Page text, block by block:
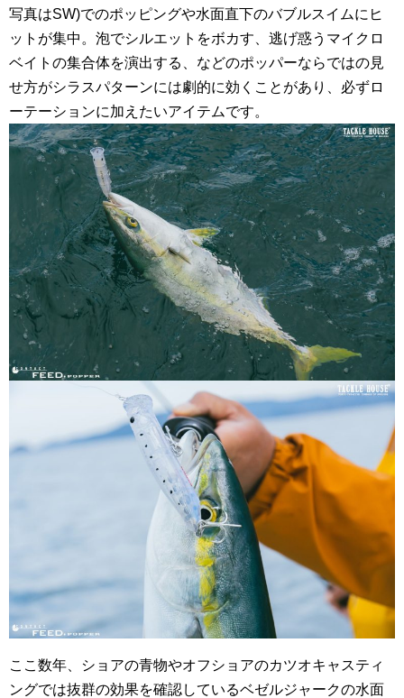
写真はSW)でのポッピングや水面直下のバブルスイムにヒ
ットが集中。泡でシルエットをボカす、逃げ惑うマイクロ
ベイトの集合体を演出する、などのポッパーならではの見
せ方がシラスパターンには劇的に効くことがあり、必ずロ
ーテーションに加えたいアイテムです。
ここ数年、ショアの青物やオフショアのカツオキャスティ
ングでは抜群の効果を確認しているベゼルジャークの水面